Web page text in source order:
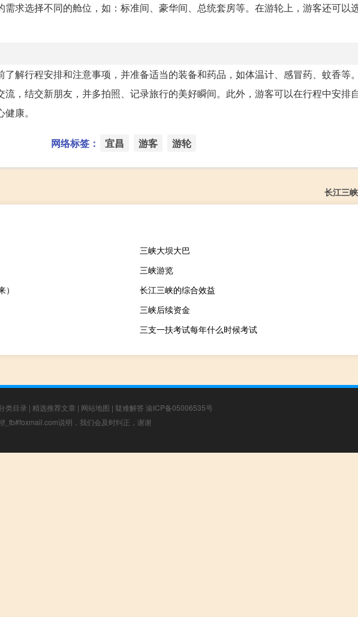
求选择不同的舱位，如：标准间、豪华间、总统套房等。在游轮上，游客还可以
解行程安排和注意事项，并准备适当的装备和药品，如体温计、感冒药、蚊香等
，结交新朋友，并多拍照、记录旅行的美好瞬间。此外，游客可以在行程中安排
康。
网络标签： 宜昌 游客 游轮
长江三
三峡大坝大巴
三峡游览
长江三峡的综合效益
三峡后续资金
三支一扶考试每年什么时候考试
类目录 | 精选推荐文章 | 网站地图 | 疑难解答 渝ICP备05006535号
说明，我们会及时纠正，谢谢